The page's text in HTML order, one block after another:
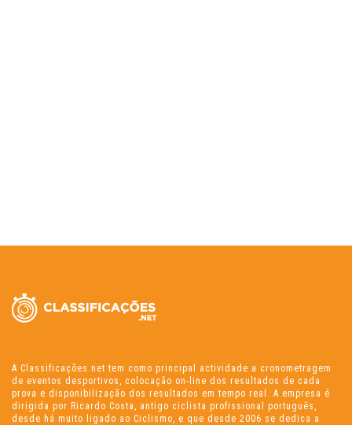
A Classificações.net tem como principal actividade a cronometragem
de eventos desportivos, colocação on-line dos resultados de cada
prova e disponibilização dos resultados em tempo real. A empresa é
dirigida por Ricardo Costa, antigo ciclista profissional português,
desde há muito ligado ao Ciclismo, e que desde 2006 se dedica a